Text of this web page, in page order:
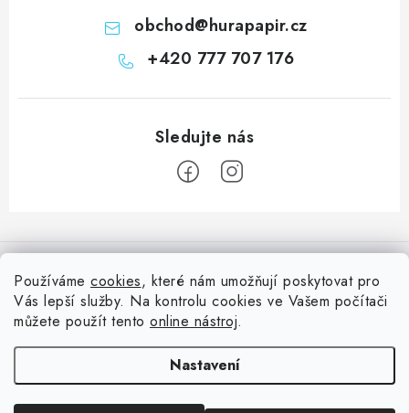
Používáme cookies, které nám umožňují poskytovat pro
Vás lepší služby. Na kontrolu cookies ve Vašem počítači
můžete použít tento online nástroj.
Nastavení
obchod@hurapapir.cz
+420 777 707 176
á
Doprava
Oblíbené ♥️
Nepřehlédněte
Blog s nápady a návody
Slovník pojmů, české návody